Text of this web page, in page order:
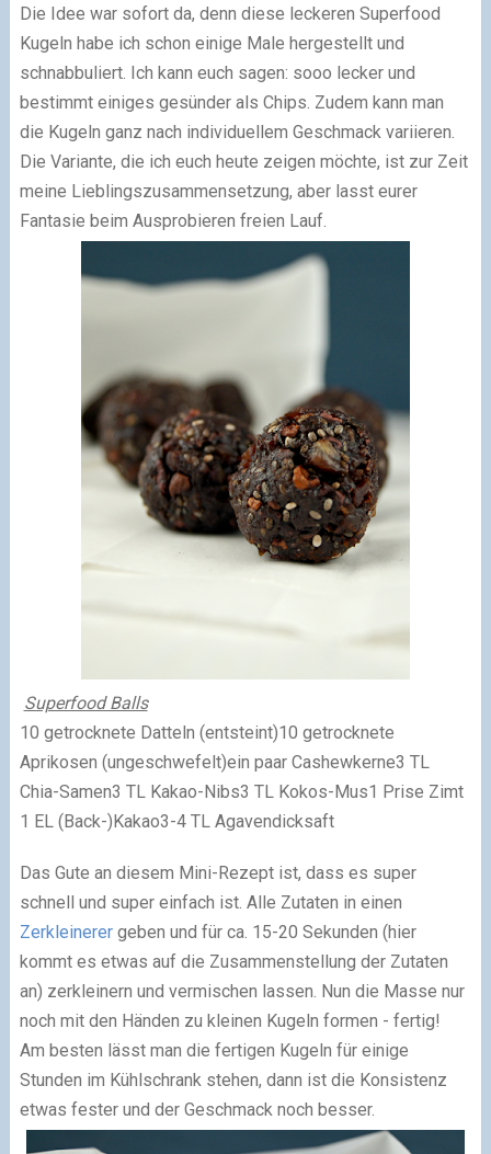
Die Idee war sofort da, denn diese leckeren Superfood
Kugeln habe ich schon einige Male hergestellt und
schnabbuliert. Ich kann euch sagen: sooo lecker und
bestimmt einiges gesünder als Chips. Zudem kann man
die Kugeln ganz nach individuellem Geschmack variieren.
Die Variante, die ich euch heute zeigen möchte, ist zur Zeit
meine Lieblingszusammensetzung, aber lasst eurer
Fantasie beim Ausprobieren freien Lauf.
Superfood Balls
10 getrocknete Datteln (entsteint)10 getrocknete
Aprikosen (ungeschwefelt)ein paar Cashewkerne3 TL
Chia-Samen3 TL Kakao-Nibs3 TL Kokos-Mus1 Prise Zimt
1 EL (Back-)Kakao3-4 TL Agavendicksaft
Das Gute an diesem Mini-Rezept ist, dass es super
schnell und super einfach ist. Alle Zutaten in einen
Zerkleinerergeben und für ca. 15-20 Sekunden (hier
kommt es etwas auf die Zusammenstellung der Zutaten
an) zerkleinern und vermischen lassen. Nun die Masse nur
noch mit den Händen zu kleinen Kugeln formen - fertig!
Am besten lässt man die fertigen Kugeln für einige
Stunden im Kühlschrank stehen, dann ist die Konsistenz
etwas fester und der Geschmack noch besser.